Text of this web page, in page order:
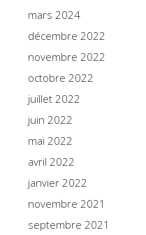
mars 2024
décembre 2022
novembre 2022
octobre 2022
juillet 2022
juin 2022
mai 2022
avril 2022
janvier 2022
novembre 2021
septembre 2021